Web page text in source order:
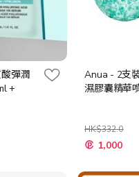
彈潤
+
Anua - 2支
濕膠囊精華
HK$332.0
特
殊
格
1,000